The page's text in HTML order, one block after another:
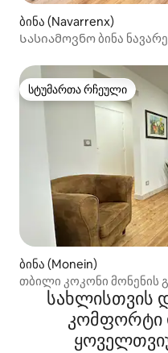
ბინა (Navarrenx)
Სასიამოვნო ბინა
სტუმართა რჩეული
სტუმართა რჩეული
ბინა (Monein)
თბილი კოკონი მონენის
სახლისთვის
კომფორტი